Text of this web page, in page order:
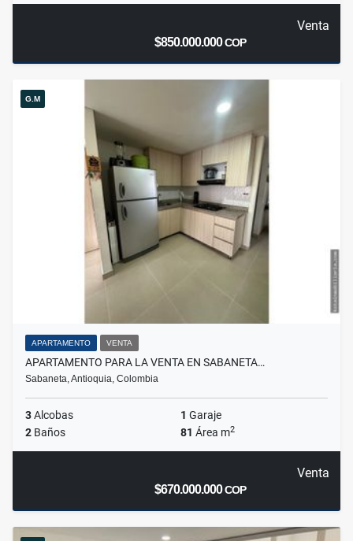
Venta
$850.000.000COP
G.M
APARTAMENTO VENTA
APARTAMENTO PARA LA VENTA EN SABANETA…
Sabaneta, Antioquia, Colombia
3Alcobas 1 Garaje
2 Baños 81 Área m2
Venta
$670.000.000COP